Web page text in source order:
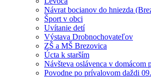
Návrat bocianov do hniezda
Šport v obci
Uvítanie detí
Výstava Drobnochovateľov
ZŠ a MŠ Brezovica
Úcta k starším
Návšteva oslávenca v domácom
Povodne po prívalovom daždi